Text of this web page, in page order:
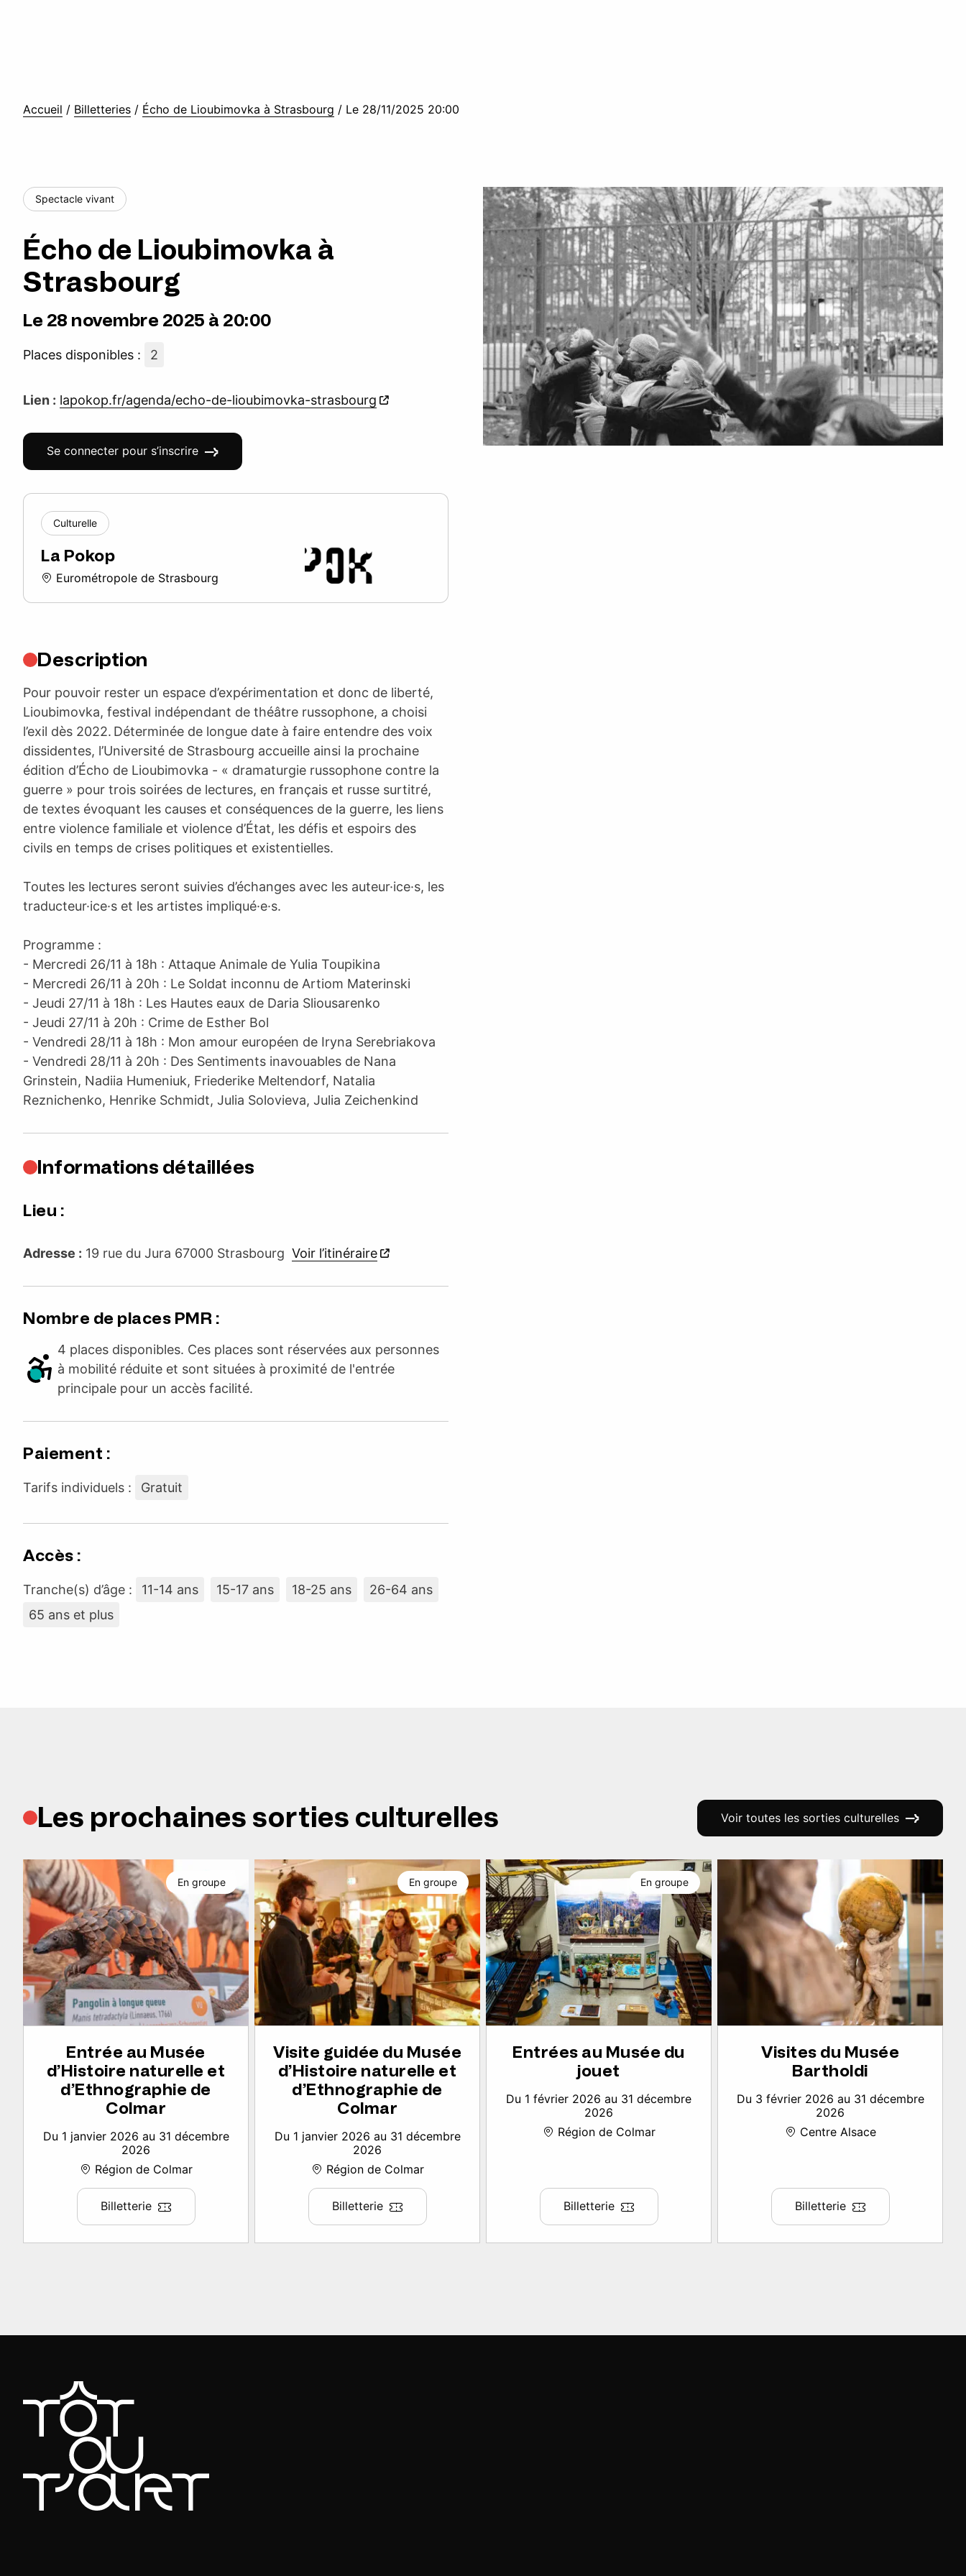
Accueil / Billetteries / Écho de Lioubimovka à Strasbourg / Le 28/11/2025 20:00
Spectacle vivant
Écho de Lioubimovka à
Strasbourg
Le 28 novembre 2025 à 20:00
Places disponibles : 2
Lien : lapokop.fr/agenda/echo-de-lioubimovka-strasbourg
Se connecter pour s’inscrire
Culturelle
La Pokop
Eurométropole de Strasbourg
Description
Pour pouvoir rester un espace d’expérimentation et donc de liberté,
Lioubimovka, festival indépendant de théâtre russophone, a choisi
l’exil dès 2022. Déterminée de longue date à faire entendre des voix
dissidentes, l’Université de Strasbourg accueille ainsi la prochaine
édition d’Écho de Lioubimovka - « dramaturgie russophone contre la
guerre » pour trois soirées de lectures, en français et russe surtitré,
de textes évoquant les causes et conséquences de la guerre, les liens
entre violence familiale et violence d’État, les défis et espoirs des
civils en temps de crises politiques et existentielles.
Toutes les lectures seront suivies d’échanges avec les auteur·ice·s, les
traducteur·ice·s et les artistes impliqué·e·s.
Programme :
- Mercredi 26/11 à 18h : Attaque Animale de Yulia Toupikina
- Mercredi 26/11 à 20h : Le Soldat inconnu de Artiom Materinski
- Jeudi 27/11 à 18h : Les Hautes eaux de Daria Sliousarenko
- Jeudi 27/11 à 20h : Crime de Esther Bol
- Vendredi 28/11 à 18h : Mon amour européen de Iryna Serebriakova
- Vendredi 28/11 à 20h : Des Sentiments inavouables de Nana
Grinstein, Nadiia Humeniuk, Friederike Meltendorf, Natalia
Reznichenko, Henrike Schmidt, Julia Solovieva, Julia Zeichenkind
Informations détaillées
Lieu :
Adresse : 19 rue du Jura 67000 Strasbourg Voir l’itinéraire
Nombre de places PMR :
4 places disponibles. Ces places sont réservées aux personnes
à mobilité réduite et sont situées à proximité de l'entrée
principale pour un accès facilité.
Paiement :
Tarifs individuels : Gratuit
Accès :
Tranche(s) d’âge : 11-14 ans 15-17 ans 18-25 ans
26-64 ans
65 ans et plus
Les prochaines sorties culturelles Voir toutes les sorties culturelles
Entrée au Musée
d’Histoire naturelle et
d’Ethnographie de
Colmar
Du 1 janvier 2026 au 31 décembre
2026
Région de Colmar
Billetterie
En groupe
Visite guidée du Musée
d’Histoire naturelle et
d’Ethnographie de
Colmar
Du 1 janvier 2026 au 31 décembre
2026
Région de Colmar
Billetterie
En groupe
Entrées au Musée du
jouet
Du 1 février 2026 au 31 décembre
2026
Région de Colmar
Billetterie
En groupe
Visites du Musée
Bartholdi
Du 3 février 2026 au 31 décembre
2026
Centre Alsace
Billetterie